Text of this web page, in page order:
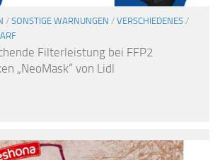
/ SONSTIGE WARNUNGEN / VERSCHIEDENES /
Filterleistung bei FFP2
„NeoMask“ von Lidl